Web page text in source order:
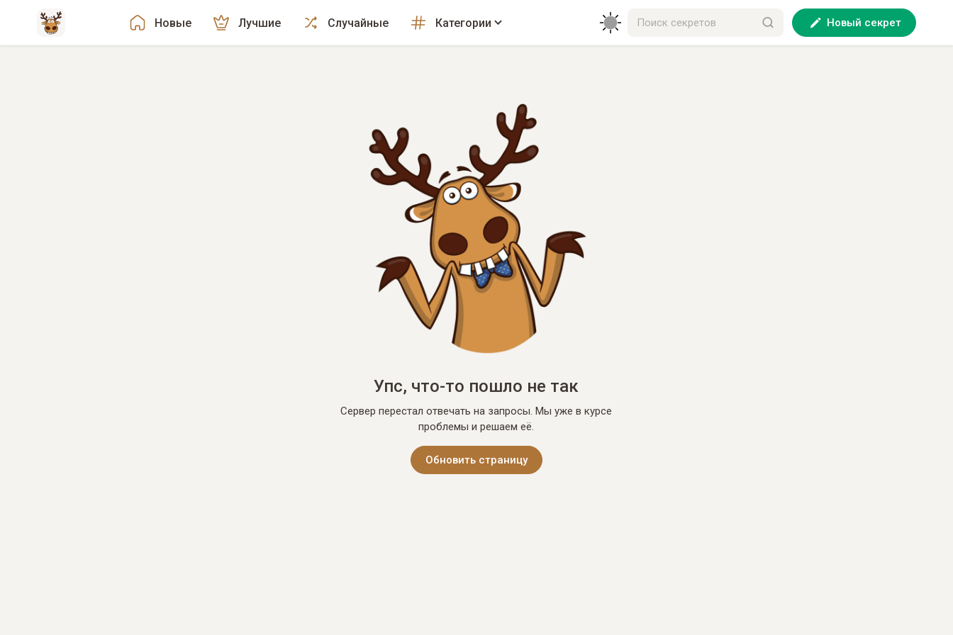
Новые Лучшие Случайные Категории Новый секрет
Упс, что-то пошло не так
Сервер перестал отвечать на запросы. Мы уже в курсе
проблемы и решаем её.
Обновить страницу